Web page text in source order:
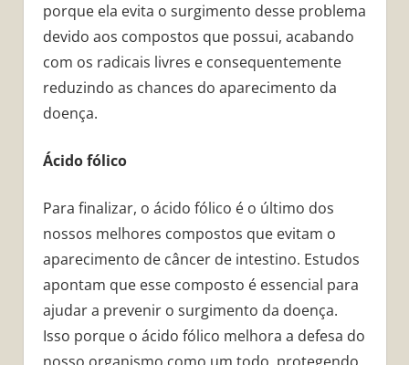
porque ela evita o surgimento desse problema
devido aos compostos que possui, acabando
com os radicais livres e consequentemente
reduzindo as chances do aparecimento da
doença.
Ácido fólico
Para finalizar, o ácido fólico é o último dos
nossos melhores compostos que evitam o
aparecimento de câncer de intestino. Estudos
apontam que esse composto é essencial para
ajudar a prevenir o surgimento da doença.
Isso porque o ácido fólico melhora a defesa do